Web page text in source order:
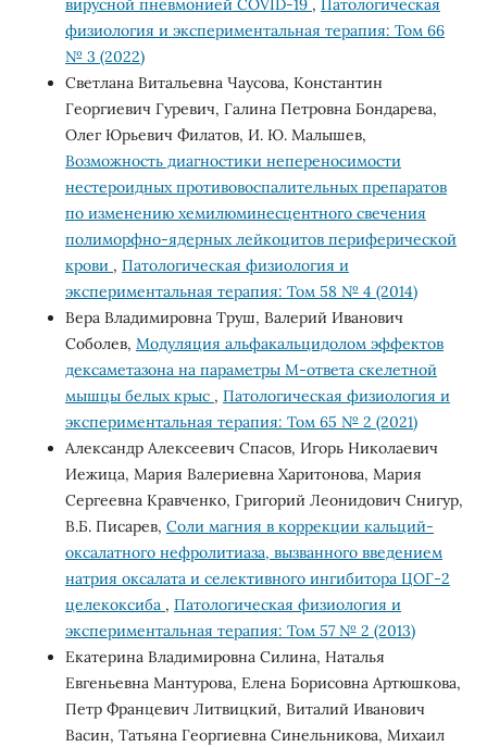
вирусной пневмонией COVID-19 , Патологическая
физиология и экспериментальная терапия: Том 66
№ 3 (2022)
Светлана Витальевна Чаусова, Константин
Георгиевич Гуревич, Галина Петровна Бондарева,
Олег Юрьевич Филатов, И. Ю. Малышев,
Возможность диагностики непереносимости
нестероидных противовоспалительных препаратов
по изменению хемилюминесцентного свечения
полиморфно-ядерных лейкоцитов периферической
крови , Патологическая физиология и
экспериментальная терапия: Том 58 № 4 (2014)
Вера Владимировна Труш, Валерий Иванович
Соболев, Модуляция альфакальцидолом эффектов
дексаметазона на параметры М-ответа скелетной
мышцы белых крыс , Патологическая физиология и
экспериментальная терапия: Том 65 № 2 (2021)
Александр Алексеевич Спасов, Игорь Николаевич
Иежица, Мария Валериевна Харитонова, Мария
Сергеевна Кравченко, Григорий Леонидович Снигур,
В.Б. Писарев, Соли магния в коррекции кальций-
оксалатного нефролитиаза, вызванного введением
натрия оксалата и селективного ингибитора ЦОГ-2
целекоксиба , Патологическая физиология и
экспериментальная терапия: Том 57 № 2 (2013)
Екатерина Владимировна Силина, Наталья
Евгеньевна Мантурова, Елена Борисовна Артюшкова,
Петр Францевич Литвицкий, Виталий Иванович
Васин, Татьяна Георгиевна Синельникова, Михаил